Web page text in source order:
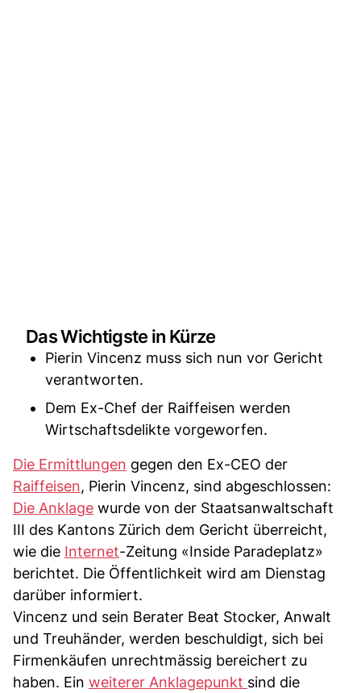
Das Wichtigste in Kürze
Pierin Vincenz muss sich nun vor Gericht
verantworten.
Dem Ex-Chef der Raiffeisen werden
Wirtschaftsdelikte vorgeworfen.
Die Ermittlungen gegen den Ex-CEO der
Raiffeisen, Pierin Vincenz, sind abgeschlossen:
Die Anklage wurde von der Staatsanwaltschaft
III des Kantons Zürich dem Gericht überreicht,
wie die Internet-Zeitung «Inside Paradeplatz»
berichtet. Die Öffentlichkeit wird am Dienstag
darüber informiert.
Vincenz und sein Berater Beat Stocker, Anwalt
und Treuhänder, werden beschuldigt, sich bei
Firmenkäufen unrechtmässig bereichert zu
haben. Ein weiterer Anklagepunkt sind die